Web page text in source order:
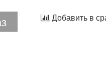
Добавить в